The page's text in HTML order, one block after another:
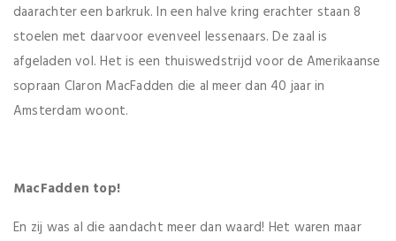
daarachter een barkruk. In een halve kring erachter staan 8
stoelen met daarvoor evenveel lessenaars. De zaal is
afgeladen vol. Het is een thuiswedstrijd voor de Amerikaanse
sopraan Claron MacFadden die al meer dan 40 jaar in
Amsterdam woont.
MacFadden top!
En zij was al die aandacht meer dan waard! Het waren maar